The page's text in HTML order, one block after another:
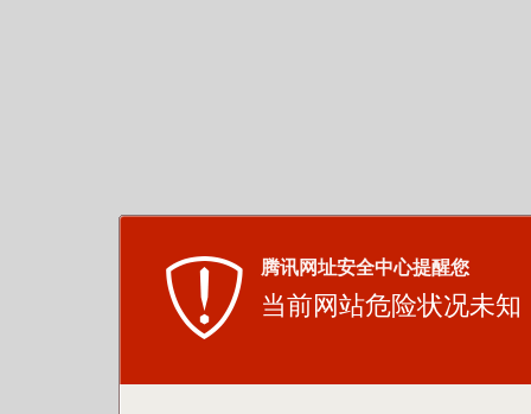
腾讯网址安全中心提醒您
当前网站危险状况未知